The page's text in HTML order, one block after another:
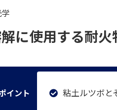
に使用する耐火
イント 粘土ルツボと